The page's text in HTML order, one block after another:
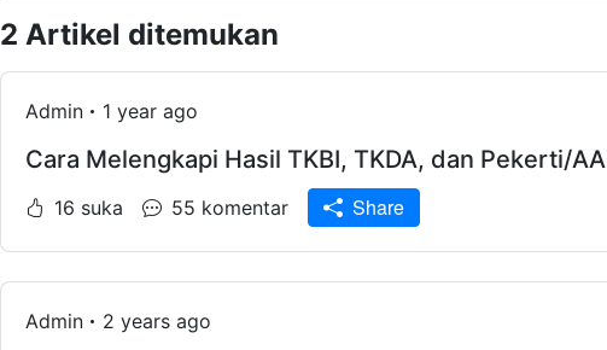
2 Artikel ditemukan
Admin 1 year ago
Cara Melengkapi Hasil TKBI, TKDA, dan Pekerti/AA
16 suka 55 komentar Share
Admin 2 years ago